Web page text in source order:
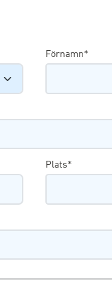
Förnamn*
Plats*